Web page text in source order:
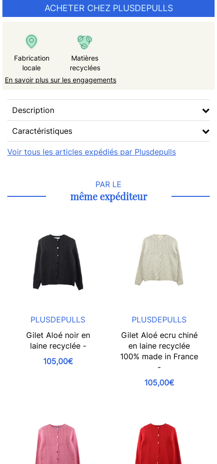
ACHETER CHEZ PLUSDEPULLS
Fabrication
locale
Matières
recyclées
En savoir plus sur les engagements
Description
Caractéristiques
Voir tous les articles expédiés par Plusdepulls
PAR LE
même expéditeur
PLUSDEPULLS
Gilet Aloé noir en
laine recyclée -
105,00€
PLUSDEPULLS
Gilet Aloé ecru chiné
en laine recyclée
100% made in France
-
105,00€